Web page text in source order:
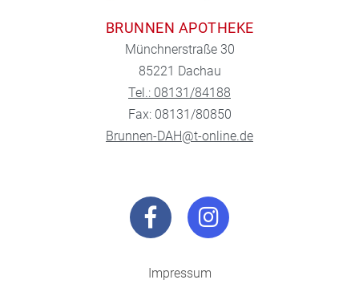
BRUNNEN APOTHEKE
Münchnerstraße 30
85221 Dachau
Tel.: 08131/84188
Fax: 08131/80850
Brunnen-DAH@t-online.de
Impressum